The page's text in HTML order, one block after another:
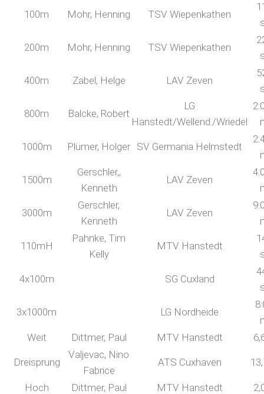
100m Mohr, Henning TSV Wiepenkathen
200m Mohr, Henning TSV Wiepenkathen
400m Zabel, Helge LAV Zeven
800m Balcke, Robert
LG
Hanstedt/Wellend./Wriedel
1000m Plümer, Holger SV Germania Helmstedt
1500m
Gerschler,,
Kenneth
LAV Zeven
3000m
Gerschler,
Kenneth
LAV Zeven
110mH
Pahnke, Tim
Kelly
MTV Hanstedt
4x100m SG Cuxland
3x1000m LG Nordheide
Weit
Dittmer, Paul MTV Hanstedt
Dreisprung
Valjevac, Nino
Fabrice
ATS Cuxhaven
Hoch Dittmer, Paul MTV Hanstedt